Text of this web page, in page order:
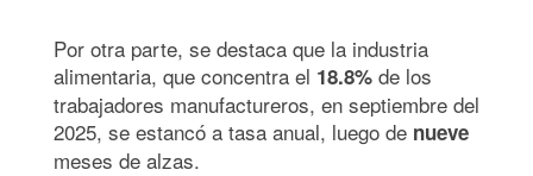
Por otra parte, se destaca que la industria
alimentaria, que concentra el 18.8% de los
trabajadores manufactureros, en septiembre del
2025, se estancó a tasa anual, luego de nueve
meses de alzas.